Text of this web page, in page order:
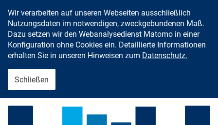
Zum Inhalt springen
Wir verarbeiten auf unseren Webseiten ausschließlich
Nutzungsdaten im notwendigen, zweckgebundenen Maß.
Dazu setzen wir den Webanalysedienst Matomo in einer
Konfiguration ohne Cookies ein. Detaillierte Informationen
erhalten Sie in unseren Hinweisen zum Datenschutz.
Schließen